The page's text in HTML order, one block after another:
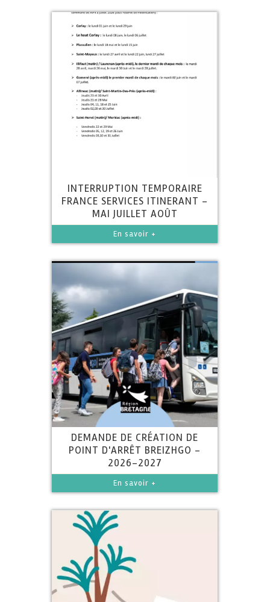
INTERRUPTION TEMPORAIRE
FRANCE SERVICES ITINERANT -
MAI JUILLET AOÛT
En savoir +
DEMANDE DE CRÉATION DE
POINT D'ARRÊT BREIZHGO -
2026-2027
En savoir +